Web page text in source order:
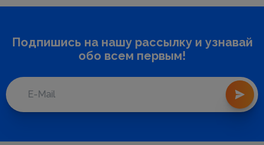
Подпишись на нашу рассылку и узнавай
обо всем первым!